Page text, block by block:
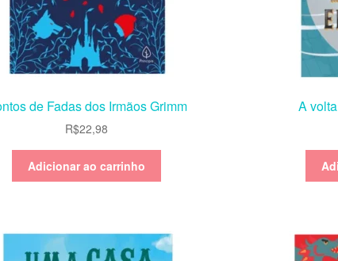
de Fadas dos Irmãos Grimm
R$22,98
Adicionar ao carrinho
A